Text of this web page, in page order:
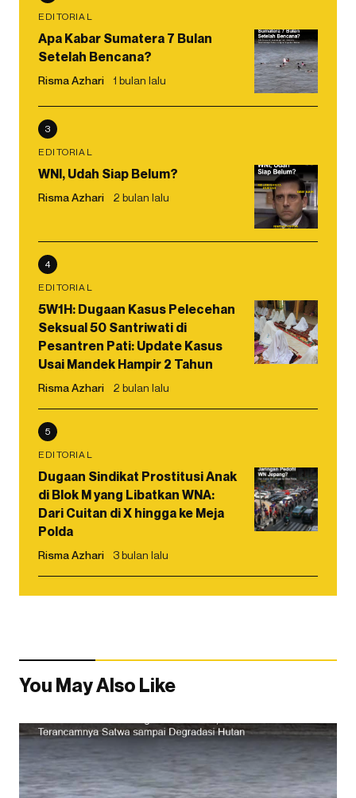
EDITORIAL
Apa Kabar Sumatera 7 Bulan
Setelah Bencana?
Risma Azhari 1 bulan lalu
3
EDITORIAL
WNI, Udah Siap Belum?
Risma Azhari 2 bulan lalu
4
EDITORIAL
5W1H: Dugaan Kasus Pelecehan
Seksual 50 Santriwati di
Pesantren Pati: Update Kasus
Usai Mandek Hampir 2 Tahun
Risma Azhari 2 bulan lalu
5
EDITORIAL
Dugaan Sindikat Prostitusi Anak
di Blok M yang Libatkan WNA:
Dari Cuitan di X hingga ke Meja
Polda
Risma Azhari 3 bulan lalu
You May Also Like